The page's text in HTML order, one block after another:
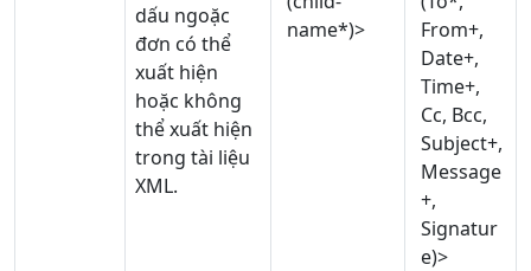
dấu ngoặc
đơn có thể
xuất hiện
hoặc không
thể xuất hiện
trong tài liệu
XML.
name*)>
From+,
Date+,
Time+,
Cc, Bcc,
Subject+,
Message
+,
Signatur
e)>